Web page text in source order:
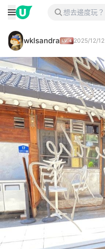
wklsandra 2025/12/12